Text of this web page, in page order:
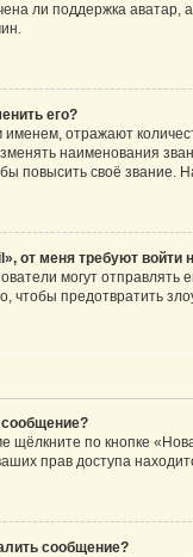
ли поддержка
его?
отражают
наименования
повысить своё
от меня требуют войти
могут
чтобы предотвратить
щёлкните по кнопке
прав доступа
сообщение?